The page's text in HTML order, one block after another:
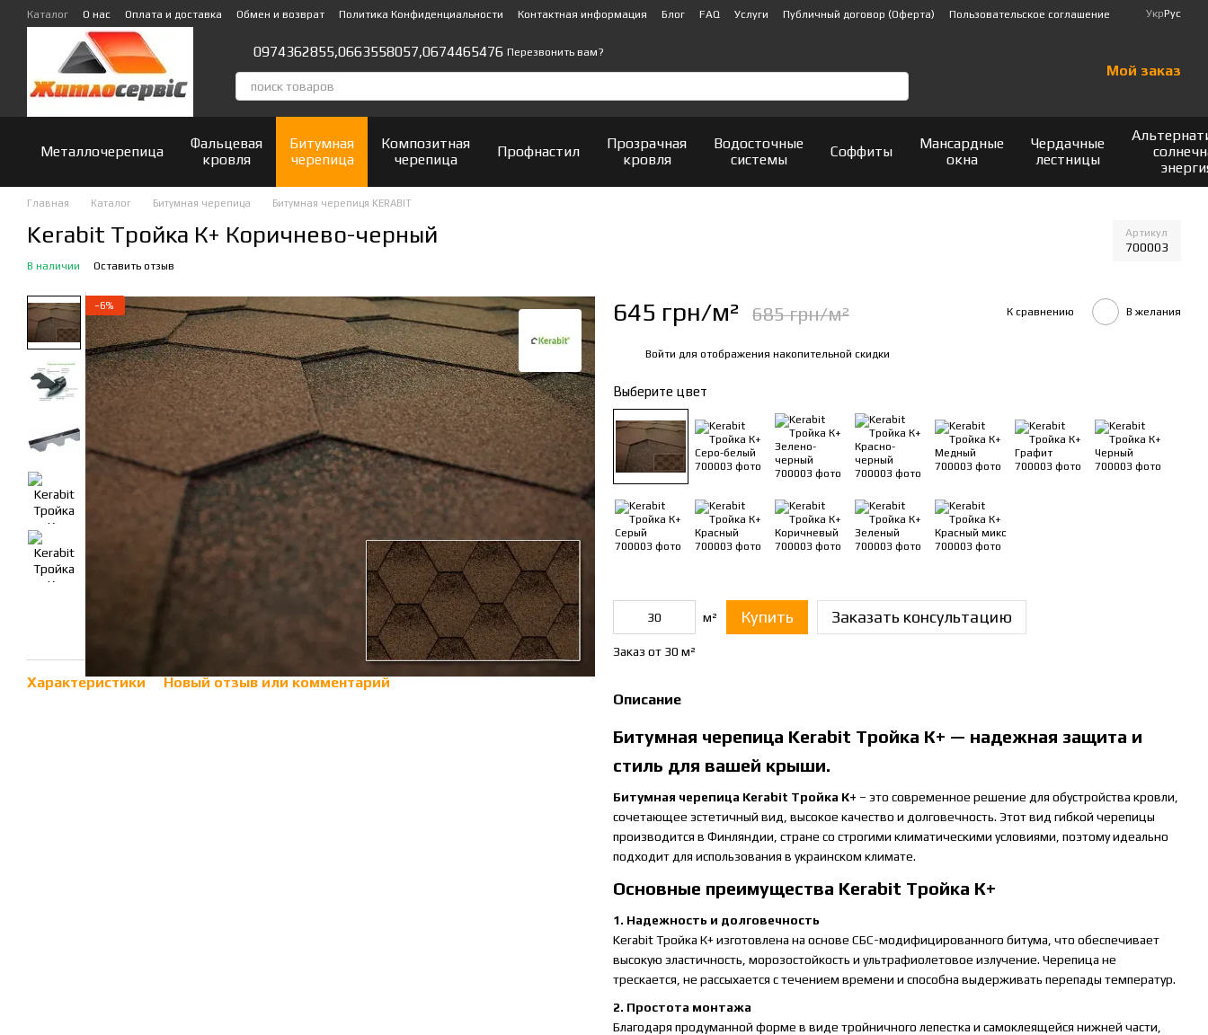
Перейти к основному контенту
Каталог О нас Оплата и доставка Обмен и возврат Политика Конфиденциальности Контактная информация Блог FAQ Услуги Публичный договор (Оферта)
Пользовательское соглашение
Отзывы о магазине
УкрРус
0974362855,0663558057,0674465476 Перезвонить вам?
Мой заказ
Металлочерепица
Фальцевая
кровля
Битумная
черепица
Композитная
черепица
Профнастил
Прозрачная
кровля
Водосточные
системы
Соффиты
Мансардные
окна
Чердачные
лестницы
Главная Каталог Битумная черепица Битумная черепиця KERABIT
Kerabit Тройка К+ Коричнево-черный Артикул
700003
В наличии Оставить отзыв
−6%
Характеристики Новый отзыв или комментарий
645 грн/м² 685 грн/м² К сравнению В желания
Войти для отображения накопительной скидки
Выберите цвет
м² Купить Заказать консультацию
Заказ от 30 м²
Описание
Битумная черепица Kerabit Тройка К+ — надежная защита и
стиль для вашей крыши.
Битумная черепица Kerabit Тройка К+ – это современное решение для обустройства кровли,
сочетающее эстетичный вид, высокое качество и долговечность. Этот вид гибкой черепицы
производится в Финляндии, стране со строгими климатическими условиями, поэтому идеально
подходит для использования в украинском климате.
Основные преимущества Kerabit Тройка К+
1. Надежность и долговечность
Kerabit Тройка К+ изготовлена ​​на основе СБС-модифицированного битума, что обеспечивает
высокую эластичность, морозостойкость и ультрафиолетовое излучение. Черепица не
трескается, не рассыхается с течением времени и способна выдерживать перепады температур.
2. Простота монтажа
Благодаря продуманной форме в виде тройничного лепестка и самоклеящейся нижней части,